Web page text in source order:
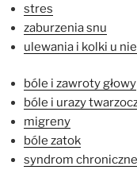
stres
zaburzenia snu
ulewania i kolki u
bóle i zawroty głowy
bóle i urazy
migreny
bóle zatok
syndrom